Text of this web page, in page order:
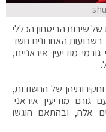
שירות הביטחון הכללי
נחקר בשבועות האחרונים חשד
מודיעין איראניים,
של החשודות,
מודיעין איראני.
אלה, ובהתאם הוגשו